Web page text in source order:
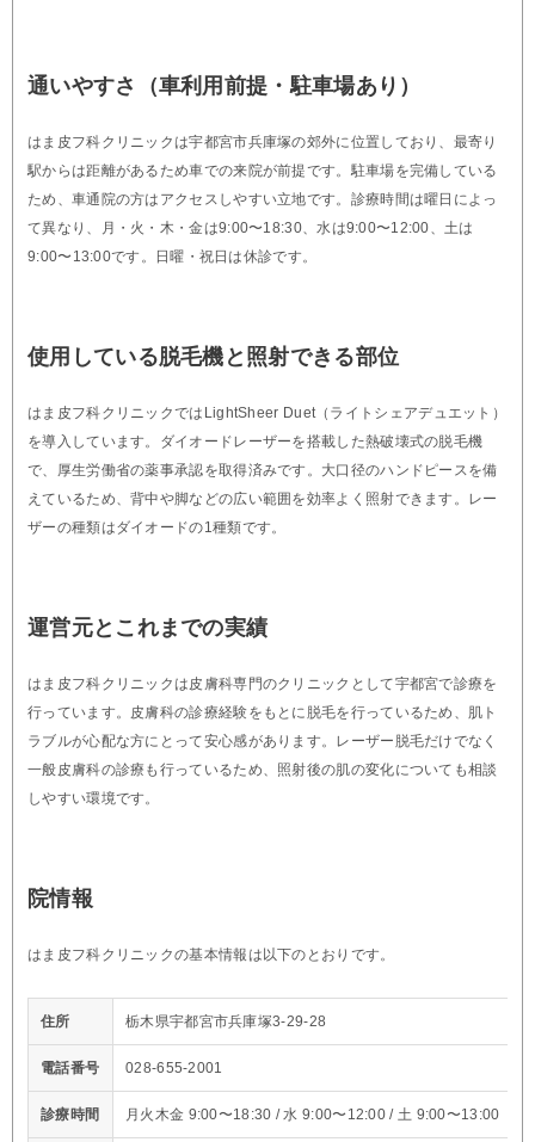
通いやすさ（車利用前提・駐車場あり）
はま皮フ科クリニックは宇都宮市兵庫塚の郊外に位置しており、最寄り
駅からは距離があるため車での来院が前提です。駐車場を完備している
ため、車通院の方はアクセスしやすい立地です。診療時間は曜日によっ
て異なり、月・火・木・金は9:00〜18:30、水は9:00〜12:00、土は
9:00〜13:00です。日曜・祝日は休診です。
使用している脱毛機と照射できる部位
はま皮フ科クリニックではLightSheer Duet（ライトシェアデュエット）
を導入しています。ダイオードレーザーを搭載した熱破壊式の脱毛機
で、厚生労働省の薬事承認を取得済みです。大口径のハンドピースを備
えているため、背中や脚などの広い範囲を効率よく照射できます。レー
ザーの種類はダイオードの1種類です。
運営元とこれまでの実績
はま皮フ科クリニックは皮膚科専門のクリニックとして宇都宮で診療を
行っています。皮膚科の診療経験をもとに脱毛を行っているため、肌ト
ラブルが心配な方にとって安心感があります。レーザー脱毛だけでなく
一般皮膚科の診療も行っているため、照射後の肌の変化についても相談
しやすい環境です。
院情報
はま皮フ科クリニックの基本情報は以下のとおりです。
住所 栃木県宇都宮市兵庫塚3-29-28
電話番号 028-655-2001
診療時間 月火木金 9:00〜18:30 / 水 9:00〜12:00 / 土 9:00〜13:00